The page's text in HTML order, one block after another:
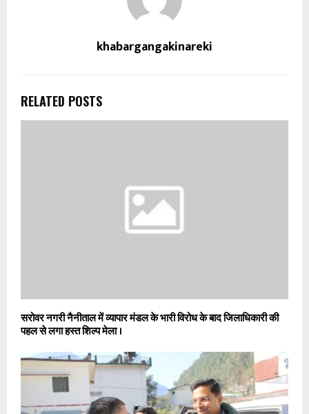
khabargangakinareki
RELATED POSTS
सरोवर नगरी नैनीताल में व्यापार मंडल के भारी विरोध के बाद जिलाधिकारी की
पहल से लगा हस्त शिल्प मेला ।